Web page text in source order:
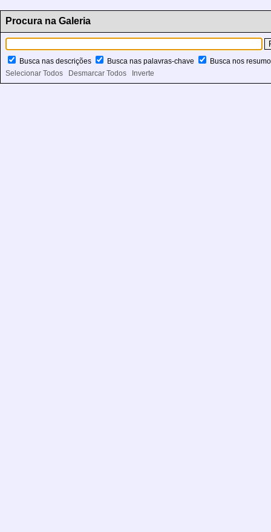
Procura na Galeria
Busca nas descrições Busca nas palavras-chave
Busca nos
Selecionar Todos
Desmarcar Todos Inverte